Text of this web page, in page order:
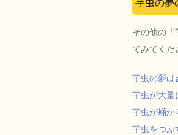
芋虫の夢
その他の「
てみてくだ
芋虫の夢は
芋虫が大量
芋虫が蛹か
芋虫をつぶ